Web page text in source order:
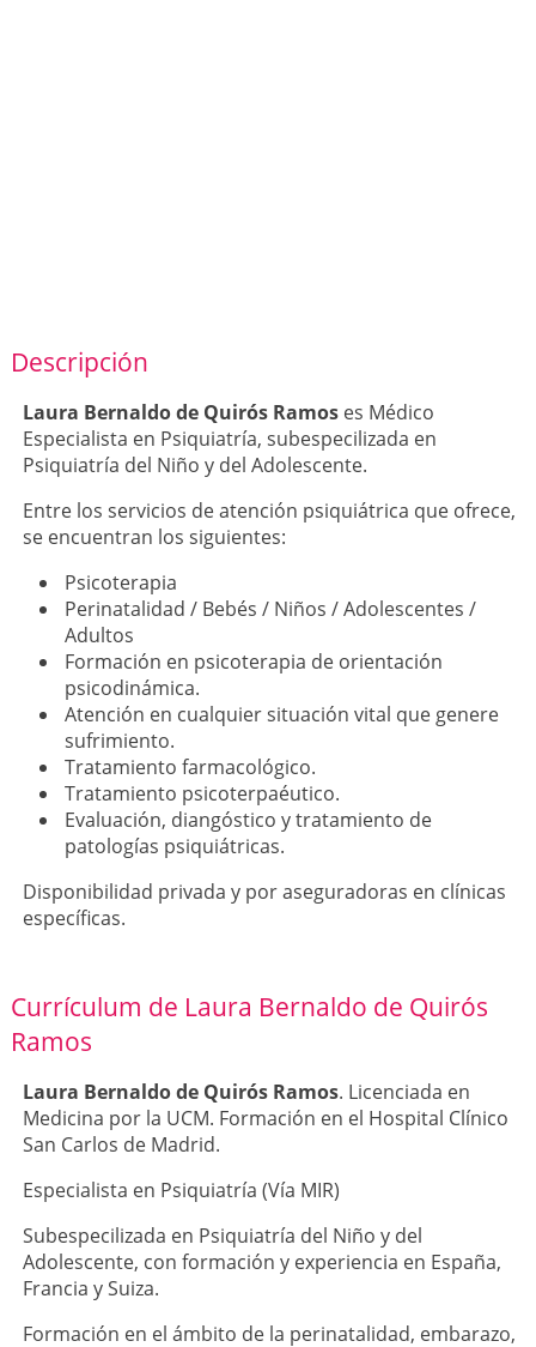
Descripción
Laura Bernaldo de Quirós Ramoses Médico
Especialista en Psiquiatría, subespecilizada en
Psiquiatría del Niño y del Adolescente.
Entre los servicios de atención psiquiátrica que ofrece,
se encuentran los siguientes:
Psicoterapia
Perinatalidad / Bebés / Niños / Adolescentes /
Adultos
Formación en psicoterapia de orientación
psicodinámica.
Atención en cualquier situación vital que genere
sufrimiento.
Tratamiento farmacológico.
Tratamiento psicoterpaéutico.
Evaluación, diangóstico y tratamiento de
patologías psiquiátricas.
Disponibilidad privada y por aseguradoras en clínicas
específicas.
Currículum de Laura Bernaldo de Quirós
Ramos
Laura Bernaldo de Quirós Ramos. Licenciada en
Medicina por la UCM. Formación en el Hospital Clínico
San Carlos de Madrid.
Especialista en Psiquiatría (Vía MIR)
Subespecilizada en Psiquiatría del Niño y del
Adolescente, con formación y experiencia en España,
Francia y Suiza.
Formación en el ámbito de la perinatalidad, embarazo,